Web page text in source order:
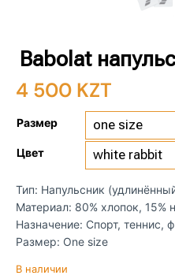
Babolat
4 500 KZT
Размер
Цвет
Тип: Напульсник
Материал: 80% хлопок, 15%
Назначение: Спорт, теннис,
Размер: One size
В наличии